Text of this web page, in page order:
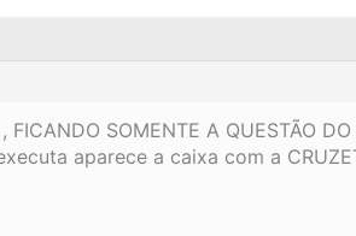
SOMENTE A QUESTÃO DO
aparece a caixa com a